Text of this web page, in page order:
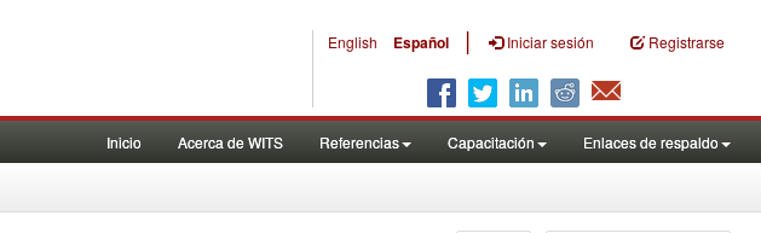
English Español | Iniciar sesión Registrarse
Inicio Acerca de WITS Referencias Capacitación Enlaces de respaldo